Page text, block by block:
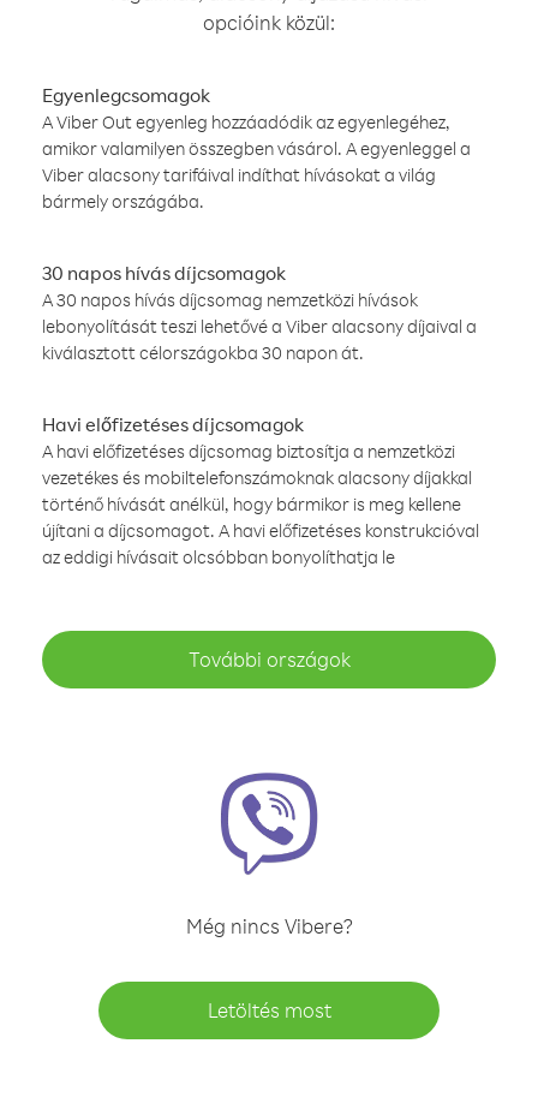
opcióink közül:
Egyenlegcsomagok
A Viber Out egyenleg hozzáadódik az egyenlegéhez,
amikor valamilyen összegben vásárol. A egyenleggel a
Viber alacsony tarifáival indíthat hívásokat a világ
bármely országába.
30 napos hívás díjcsomagok
A 30 napos hívás díjcsomag nemzetközi hívások
lebonyolítását teszi lehetővé a Viber alacsony díjaival a
kiválasztott célországokba 30 napon át.
Havi előfizetéses díjcsomagok
A havi előfizetéses díjcsomag biztosítja a nemzetközi
vezetékes és mobiltelefonszámoknak alacsony díjakkal
történő hívását anélkül, hogy bármikor is meg kellene
újítani a díjcsomagot. A havi előfizetéses konstrukcióval
az eddigi hívásait olcsóbban bonyolíthatja le
További országok
Még nincs Vibere?
Letöltés most